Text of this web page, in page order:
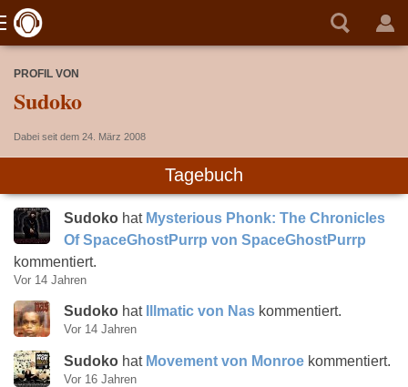
PROFIL VON
Sudoko
Dabei seit dem 24. März 2008
Tagebuch
Sudoko hat Mysterious Phonk: The Chronicles
Of SpaceGhostPurrp von SpaceGhostPurrp
kommentiert.
Vor 14 Jahren
Sudoko hat Illmatic von Nas kommentiert.
Vor 14 Jahren
Sudoko hat Movement von Monroe kommentiert.
Vor 16 Jahren